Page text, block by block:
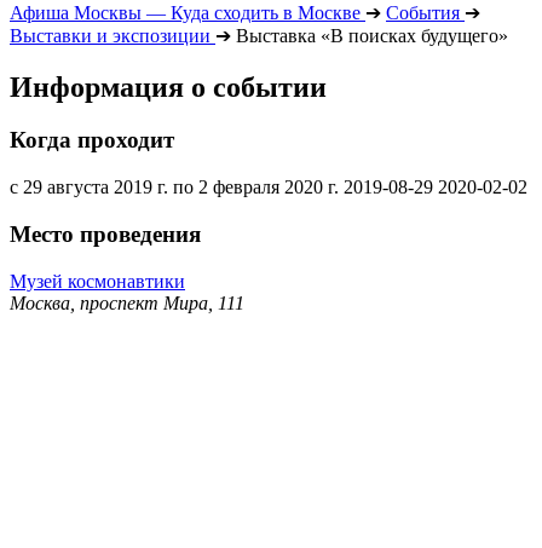
Афиша Москвы — Куда сходить в Москве ➔ События ➔
Выставки и экспозиции ➔ Выставка «В поисках будущего»
Информация о событии
Когда проходит
с 29 августа 2019 г. по 2 февраля 2020 г. 2019-08-29 2020-02-02
Место проведения
Музей космонавтики
Москва, проспект Мира, 111